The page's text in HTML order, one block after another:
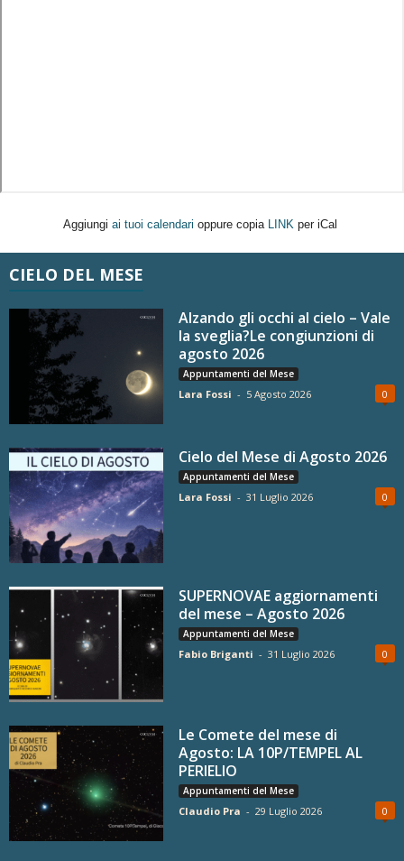
Aggiungi ai tuoi calendari oppure copia LINK per iCal
CIELO DEL MESE
Alzando gli occhi al cielo – Vale
la sveglia?Le congiunzioni di
agosto 2026
Appuntamenti del Mese
Lara Fossi - 5 Agosto 2026 0
Cielo del Mese di Agosto 2026
Appuntamenti del Mese
Lara Fossi - 31 Luglio 2026 0
SUPERNOVAE aggiornamenti
del mese – Agosto 2026
Appuntamenti del Mese
Fabio Briganti - 31 Luglio 2026 0
Le Comete del mese di
Agosto: LA 10P/TEMPEL AL
PERIELIO
Appuntamenti del Mese
Claudio Pra - 29 Luglio 2026 0